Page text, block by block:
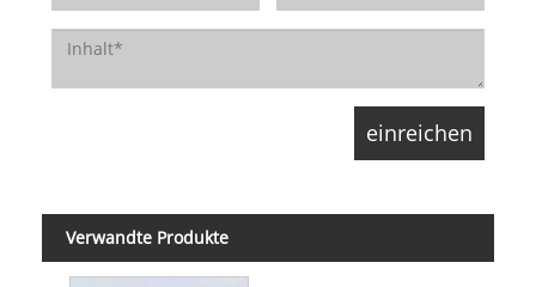
Verwandte Produkte